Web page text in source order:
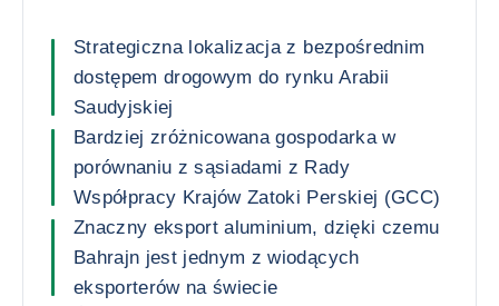
Strategiczna lokalizacja z bezpośrednim
dostępem drogowym do rynku Arabii
Saudyjskiej
Bardziej zróżnicowana gospodarka w
porównaniu z sąsiadami z Rady
Współpracy Krajów Zatoki Perskiej (GCC)
Znaczny eksport aluminium, dzięki czemu
Bahrajn jest jednym z wiodących
eksporterów na świecie